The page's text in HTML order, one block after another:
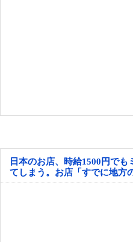
日本のお店、時給1500円で
てしまう。お店「すでに地方